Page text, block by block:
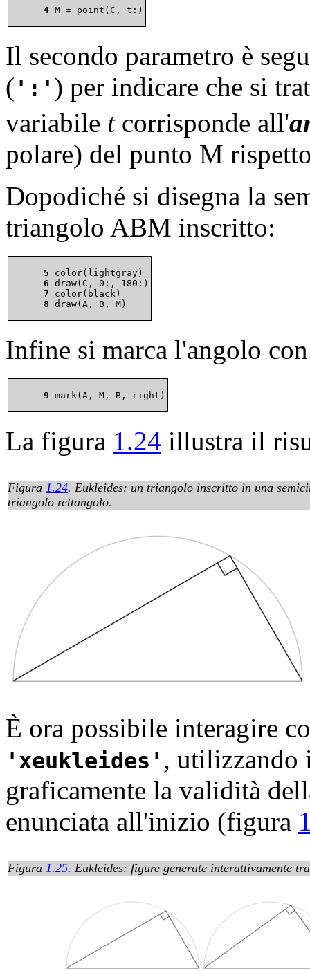
      4
Il secondo parametro è
(
:
) per indicare che si
variabile tcorrisponde all'
polare) del punto M
Dopodiché si disegna la
triangolo ABM inscritto:
      5
      6
      7
      8
Infine si marca l'angolo
      9
La figura 1.24 illustra il
Figura 1.24. Eukleides: un triangolo inscritto in una
triangolo rettangolo.
È ora possibile interagire
xeukleides
, utilizzando
graficamente la validità
enunciata all'inizio (figura
Figura 1.25. Eukleides: figure generate interattivamente